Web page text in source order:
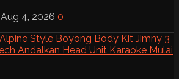
Aug 4, 2026 0